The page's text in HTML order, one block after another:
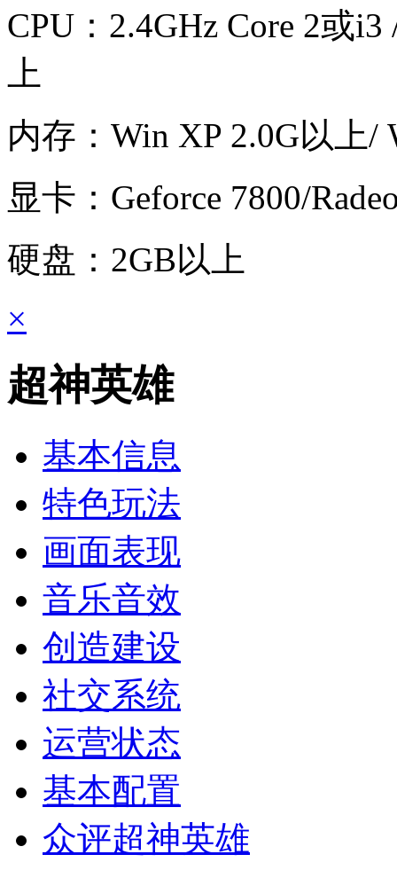
CPU： 2.4GHz Core 2或
上
内存： Win XP 2.0G以上/
显卡： Geforce 7800/
硬盘： 2GB以上
×
超神英雄
基本信息
特色玩法
画面表现
音乐音效
创造建设
社交系统
运营状态
基本配置
众评超神英雄